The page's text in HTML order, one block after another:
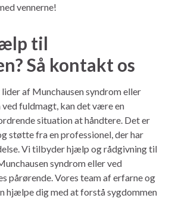
vennerne!
til
Så kontakt os
af Munchausen syndrom eller
ved fuldmagt, kan det være en
situation at håndtere. Det er
støtte fra en professionel, der har
Vi tilbyder hjælp og rådgivning til
syndrom eller ved
pårørende. Vores team af erfarne og
hjælpe dig med at forstå sygdommen